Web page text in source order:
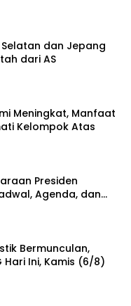
dan Jepang
dari AS
Meningkat, Manfaat
Kelompok Atas
Presiden
Agenda, dan
Bermunculan,
Hari Ini, Kamis (6/8)